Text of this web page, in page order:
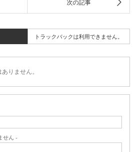
トラックバックは利用できません。
りません。
せん -